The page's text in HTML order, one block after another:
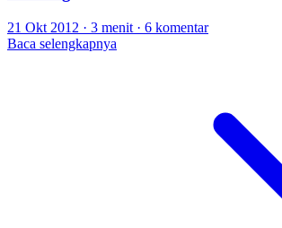
21 Okt 2012 · 3 menit · 6 komentar
Baca selengkapnya